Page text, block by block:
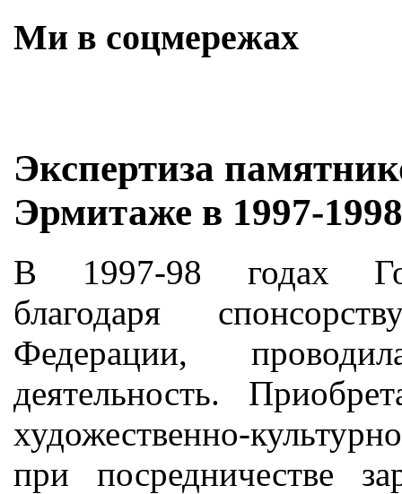
Ми в соцмережах
Skip
to
content
Экспертиза
Эрмитаже в 1997-
В 1997-98 годах
благодаря
Федерации,
деятельность.
художественно-
при посредничестве